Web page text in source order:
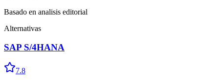
Basado en analisis editorial
Alternativas
SAP S/4HANA
7.8